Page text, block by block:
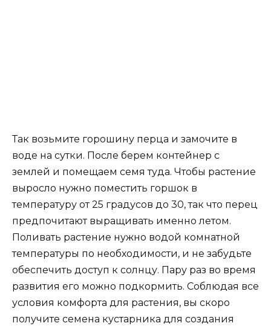
Так возьмите горошину перца и замочите в
воде на сутки. После берем контейнер с
землей и помещаем семя туда. Чтобы растение
выросло нужно поместить горшок в
температуру от 25 градусов до 30, так что перец
предпочитают выращивать именно летом.
Поливать растение нужно водой комнатной
температуры по необходимости, и не забудьте
обеспечить доступ к солнцу. Пару раз во время
развития его можно подкормить. Соблюдая все
условия комфорта для растения, вы скоро
получите семена кустарника для создания